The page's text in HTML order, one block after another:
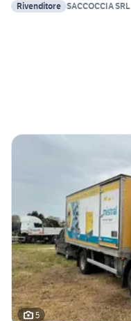
Rivenditore SACCOCCIA SRL
5